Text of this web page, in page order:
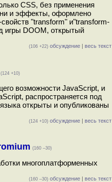
CSS, без применения
и эффекты, оформлено
"transform" и"transform-
игры DOOM, открытый
(106 +22) обсуждение | весь текст
(124 +10)
возможности JavaScript, и
распространяется под
открыты и опубликованы
(124 +10) обсуждение | весь текст
(160 –30)
многоплатформенных
(160 –30) обсуждение | весь текст